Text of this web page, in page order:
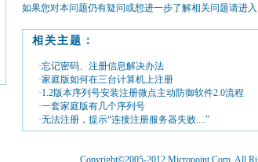
如果您对本问题仍有疑问或想进一步了解相关问题请进入
相关主题：
·忘记密码、注册信息解决办法
·家庭版如何在三台计算机上注册
·1.2版本序列号安装注册微点主动防御软件2.0流程
·一套家庭版有几个序列号
·无法注册，提示“连接注册服务器失败....”
Copyright©2005-2012 Micropoint Corp. All